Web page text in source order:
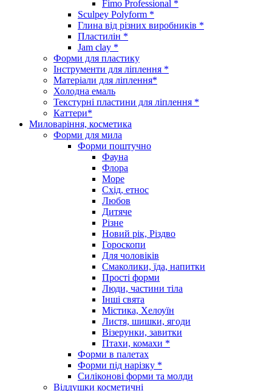
Fimo Professional *
Sculpey Polyform *
Глина від різних виробників *
Пластилін *
Jam clay *
Форми для пластику
Інструменти для ліплення *
Матеріали для ліплення*
Холодна емаль
Текстурні пластини для ліплення *
Каттери*
Миловаріння, косметика
Форми для мила
Форми поштучно
Фауна
Флора
Море
Схід, етнос
Любов
Дитяче
Різне
Новий рік, Різдво
Гороскопи
Для чоловіків
Смаколики, їда, напитки
Прості форми
Люди, частини тіла
Інші свята
Містика, Хелоуїн
Листя, шишки, ягоди
Візерунки, завитки
Птахи, комахи *
Форми в палетах
Форми під нарізку *
Силіконові форми та молди
Віддушки косметичні